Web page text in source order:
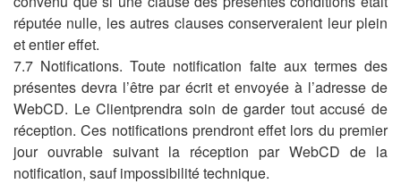
réputée nulle, les autres clauses conserveraient leur plein
et entier effet.
7.7 Notifications. Toute notification faite aux termes des
présentes devra l’être par écrit et envoyée à l’adresse de
WebCD. Le Clientprendra soin de garder tout accusé de
réception. Ces notifications prendront effet lors du premier
jour ouvrable suivant la réception par WebCD de la
notification, sauf impossibilité technique.